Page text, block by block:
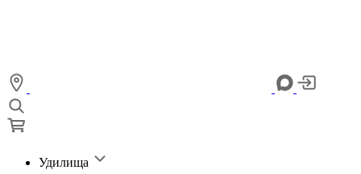
Удилища